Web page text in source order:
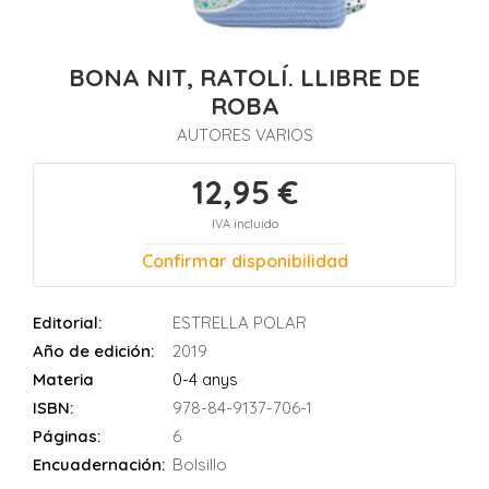
BONA NIT, RATOLÍ. LLIBRE DE
ROBA
AUTORES VARIOS
12,95 €
IVA incluido
Confirmar disponibilidad
Editorial:
ESTRELLA POLAR
Año de edición:
2019
Materia
0-4 anys
ISBN:
978-84-9137-706-1
Páginas:
6
Encuadernación: Bolsillo